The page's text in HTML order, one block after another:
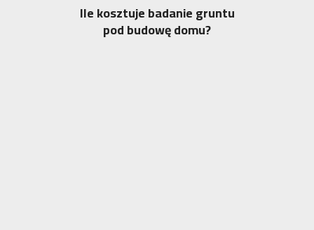
Ile kosztuje badanie gruntu
pod budowę domu?